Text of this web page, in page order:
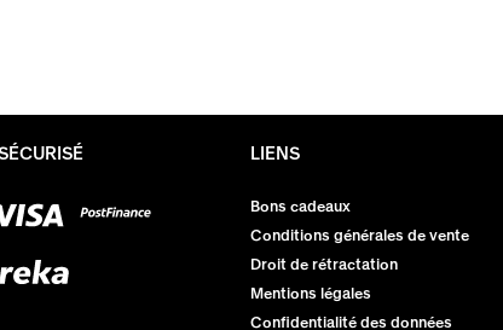
LIENS
Bons cadeaux
Conditions générales de vente
Droit de rétractation
Mentions légales
Confidentialité des données